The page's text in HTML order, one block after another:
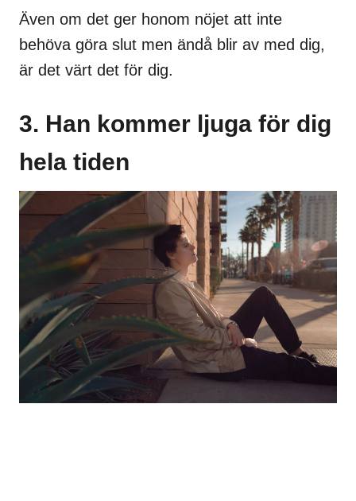
Även om det ger honom nöjet att inte
behöva göra slut men ändå blir av med dig,
är det värt det för dig.
3. Han kommer ljuga för dig
hela tiden